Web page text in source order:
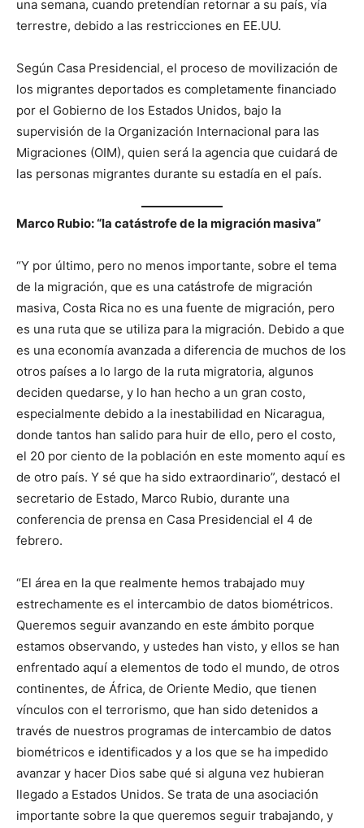
una semana, cuando pretendían retornar a su país, vía
terrestre, debido a las restricciones en EE.UU.
Según Casa Presidencial, el proceso de movilización de
los migrantes deportados es completamente financiado
por el Gobierno de los Estados Unidos, bajo la
supervisión de la Organización Internacional para las
Migraciones (OIM), quien será la agencia que cuidará de
las personas migrantes durante su estadía en el país.
Marco Rubio: “la catástrofe de la migración masiva”
“Y por último, pero no menos importante, sobre el tema
de la migración, que es una catástrofe de migración
masiva, Costa Rica no es una fuente de migración, pero
es una ruta que se utiliza para la migración. Debido a que
es una economía avanzada a diferencia de muchos de los
otros países a lo largo de la ruta migratoria, algunos
deciden quedarse, y lo han hecho a un gran costo,
especialmente debido a la inestabilidad en Nicaragua,
donde tantos han salido para huir de ello, pero el costo,
el 20 por ciento de la población en este momento aquí es
de otro país. Y sé que ha sido extraordinario”, destacó el
secretario de Estado, Marco Rubio, durante una
conferencia de prensa en Casa Presidencial el 4 de
febrero.
“El área en la que realmente hemos trabajado muy
estrechamente es el intercambio de datos biométricos.
Queremos seguir avanzando en este ámbito porque
estamos observando, y ustedes han visto, y ellos se han
enfrentado aquí a elementos de todo el mundo, de otros
continentes, de África, de Oriente Medio, que tienen
vínculos con el terrorismo, que han sido detenidos a
través de nuestros programas de intercambio de datos
biométricos e identificados y a los que se ha impedido
avanzar y hacer Dios sabe qué si alguna vez hubieran
llegado a Estados Unidos. Se trata de una asociación
importante sobre la que queremos seguir trabajando, y